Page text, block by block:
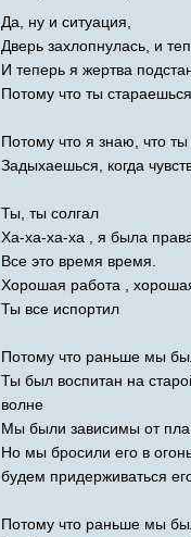
Да, ну и ситуация,
Дверь захлопнулась, и
И теперь я жертва
Потому что ты
Потому что я знаю, что
Задыхаешься, когда
Ты, ты солгал
Ха-ха-ха-ха , я была
Все это время время.
Хорошая работа ,
Ты все испортил
Потому что раньше мы
Ты был воспитан на
волне
Мы были зависимы от
Но мы бросили его в
будем придерживаться
Потому что раньше мы